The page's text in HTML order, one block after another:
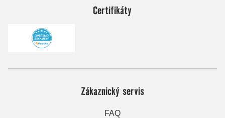
Certifikáty
Zákaznický servis
FAQ